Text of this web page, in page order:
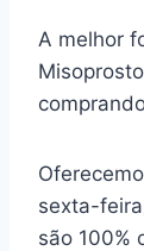
A melhor
sexta-
são 100%